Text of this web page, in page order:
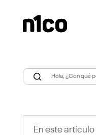
En este artículo